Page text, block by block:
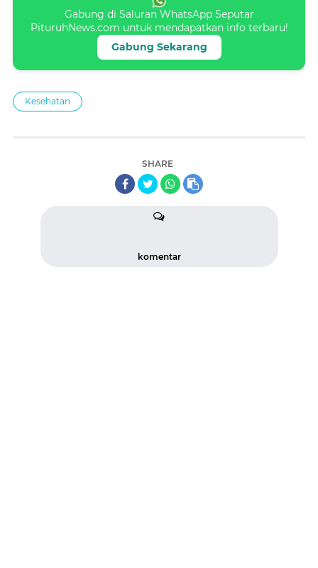
Gabung di Saluran WhatsApp Seputar
PituruhNews.com untuk mendapatkan info terbaru!
Gabung Sekarang
Kesehatan
SHARE
komentar